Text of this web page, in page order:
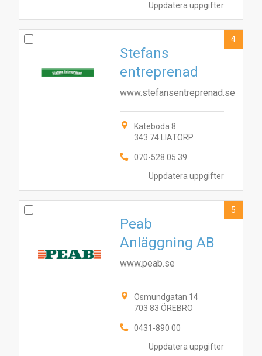
Uppdatera uppgifter
Uppdatera uppgifter
Stefans
entreprenad
www.stefansentreprenad.se
Kateboda 8
343 74 LIATORP
070-528 05 39
4
Uppdatera uppgifter
Peab
Anläggning AB
www.peab.se
Osmundgatan 14
703 83 ÖREBRO
0431-890 00
5